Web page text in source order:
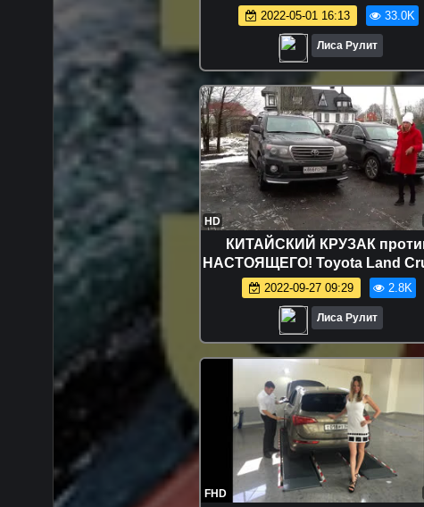
Outlander?
2022-05-01 16:13 33.0K
Лиса Рулит
HD
КИТАЙСКИЙ КРУЗАК
НАСТОЯЩЕГО! Toyota Land
vs GAC GS8
2022-09-27 09:29 2.8K
Лиса Рулит
FHD